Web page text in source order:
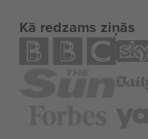
Kā redzams ziņās